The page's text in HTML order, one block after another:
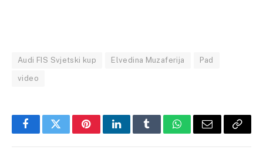
Audi FIS Svjetski kup Elvedina Muzaferija Pad
video
FacebookTwitterPinterestLinkedInTumblrWhatsApp
Email Copy